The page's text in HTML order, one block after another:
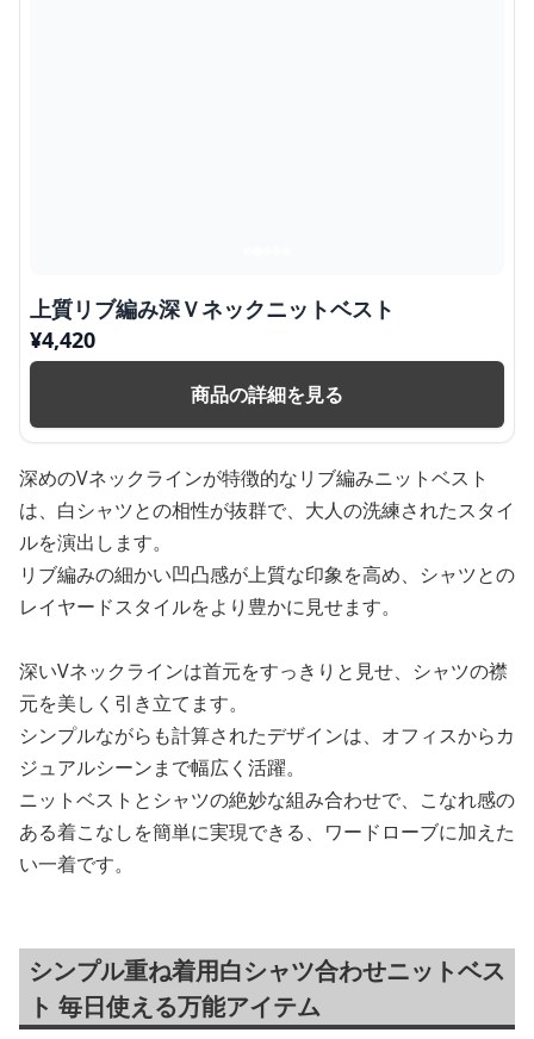
上質リブ編み深Ｖネックニットベスト
¥4,420
商品の詳細を見る
深めのVネックラインが特徴的なリブ編みニットベスト
は、白シャツとの相性が抜群で、大人の洗練されたスタイ
ルを演出します。
リブ編みの細かい凹凸感が上質な印象を高め、シャツとの
レイヤードスタイルをより豊かに見せます。
深いVネックラインは首元をすっきりと見せ、シャツの襟
元を美しく引き立てます。
シンプルながらも計算されたデザインは、オフィスからカ
ジュアルシーンまで幅広く活躍。
ニットベストとシャツの絶妙な組み合わせで、こなれ感の
ある着こなしを簡単に実現できる、ワードローブに加えた
い一着です。
シンプル重ね着用白シャツ合わせニットベス
ト 毎日使える万能アイテム